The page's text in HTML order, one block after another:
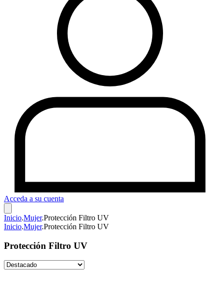
Acceda a su cuenta
Inicio.Mujer.Protección Filtro UV
Inicio.Mujer.Protección Filtro UV
Protección Filtro UV